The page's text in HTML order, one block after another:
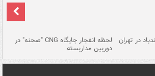
در تهران لحظه انفجار جایگاه CNG "صحنه" در
دوربین مداربسته